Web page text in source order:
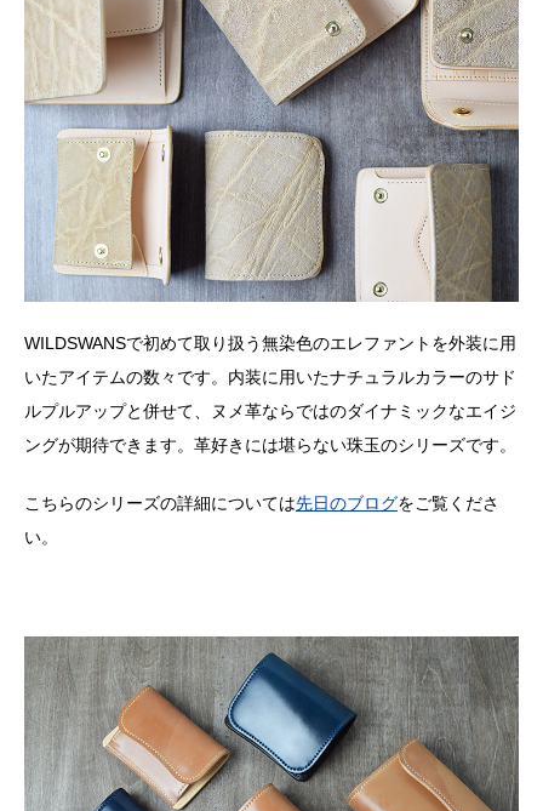
WILDSWANSで初めて取り扱う無染色のエレファントを外装に用
いたアイテムの数々です。内装に用いたナチュラルカラーのサド
ルプルアップと併せて、ヌメ革ならではのダイナミックなエイジ
ングが期待できます。革好きには堪らない珠玉のシリーズです。
こちらのシリーズの詳細については先日のブログをご覧くださ
い。